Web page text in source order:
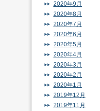
2020年9月
2020年8月
2020年7月
2020年6月
2020年5月
2020年4月
2020年3月
2020年2月
2020年1月
2019年12月
2019年11月